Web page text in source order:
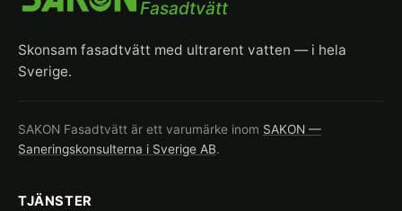
Fasadtvätt
Skonsam fasadtvätt med ultrarent vatten — i hela
Sverige.
SAKON Fasadtvätt är ett varumärke inom SAKON —
Saneringskonsulterna i Sverige AB.
TJÄNSTER